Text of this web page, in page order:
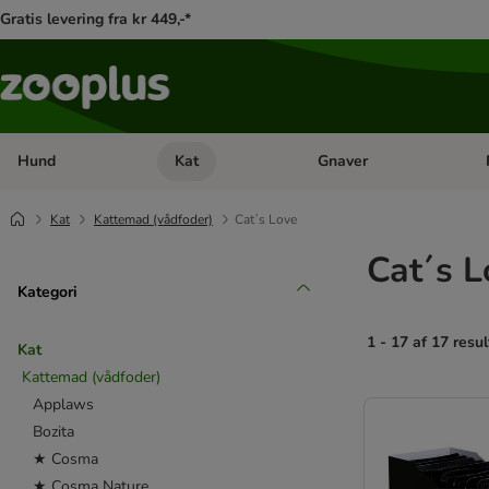
Gratis levering fra kr 449,-*
Hund Åben kategori menu: Hund
Kat Åben kategori menu: Kat
Gnaver
Kat Kattemad (vådfoder) Cat´s Love
Kategori
Kat
Kattemad (vådfoder)
Applaws
Bozita
★ Cosma
Cat´s
1 - 17 af 17